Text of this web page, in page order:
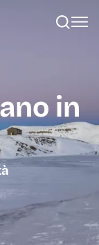
in